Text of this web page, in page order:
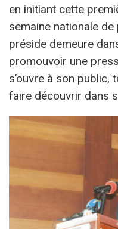
en initiant cette
semaine nationale de
préside demeure
promouvoir une
s’ouvre à son public,
faire découvrir dans